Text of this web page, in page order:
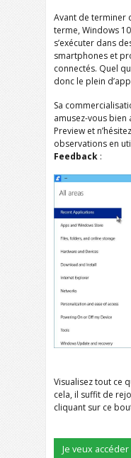
Avant de terminer
terme, Windows
s’exécuter dans
smartphones et
connectés. Quel
donc le plein
Sa
amusez-vous bien
Preview et
observations en
Feedback :
Visualisez tout ce
cela, il suffit de
cliquant sur ce